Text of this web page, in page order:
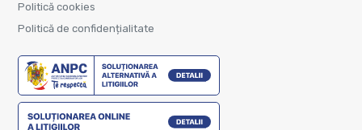
Politică cookies
Politică de confidențialitate